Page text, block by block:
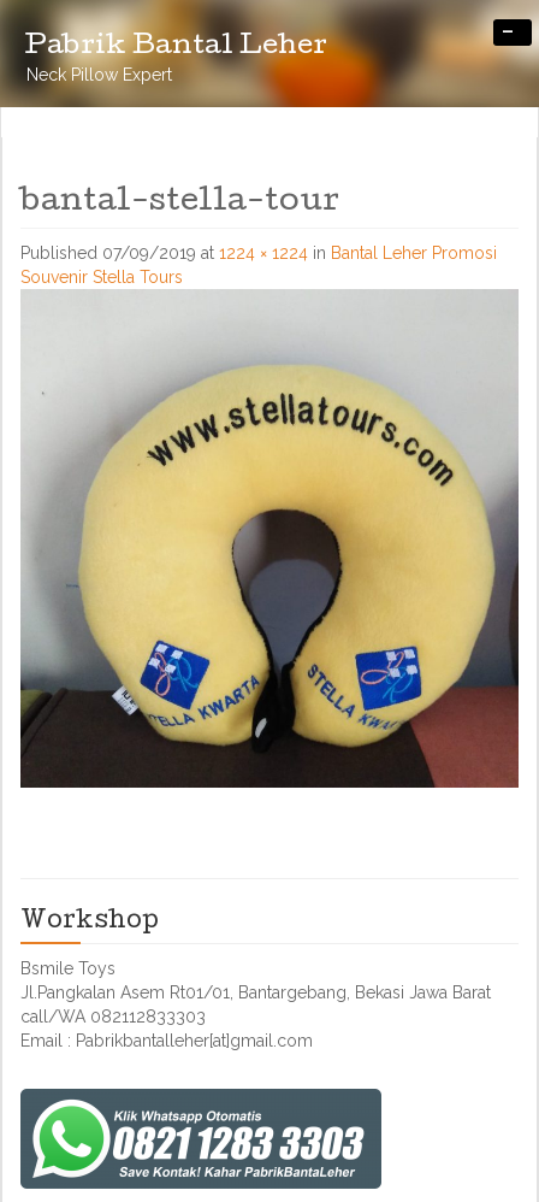
Pabrik Bantal Leher
Neck Pillow Expert
-
bantal-stella-tour
Published 07/09/2019 at 1224 × 1224 in Bantal Leher Promosi
Souvenir Stella Tours
Workshop
Bsmile Toys
Jl.Pangkalan Asem Rt01/01, Bantargebang, Bekasi Jawa Barat
call/WA 082112833303
Email : Pabrikbantalleher[at]gmail.com